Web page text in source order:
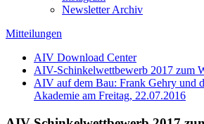
Newsletter Archiv
Mitteilungen
AIV Download Center
AIV-Schinkelwettbewerb 2017 zum
AIV auf dem Bau: Frank Gehry und
Akademie am Freitag, 22.07.2016